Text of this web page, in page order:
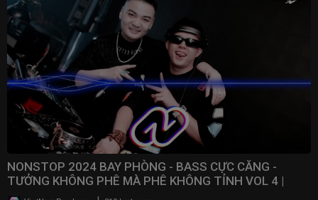
NONSTOP 2024 BAY PHÒNG - BASS CỰC CĂNG -
TƯỞNG KHÔNG PHÊ MÀ PHÊ KHÔNG TỈNH VOL 4 |
NONSTOP VN